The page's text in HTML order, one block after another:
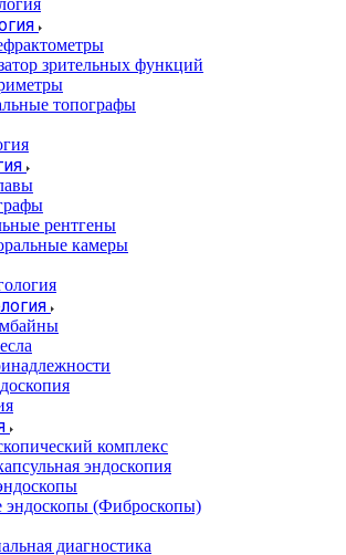
зрительных функций
топографы
рентгены
камеры
комплекс
эндоскопия
эндоскопы (Фиброcкопы)